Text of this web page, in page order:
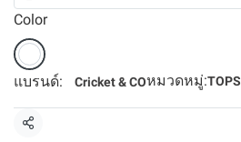
Color
แบรนด์: Cricket & COหมวดหมู่:TOPS
แชร์